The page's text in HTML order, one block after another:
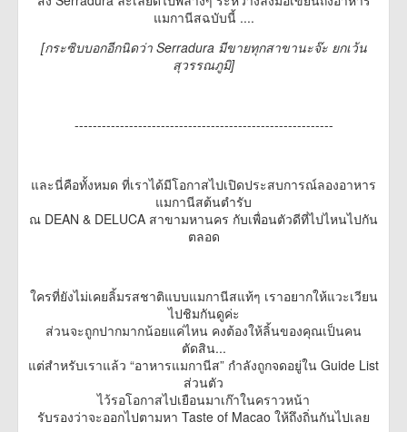
แมกานีสฉบับนี้ ....
[กระซิบบอกอีกนิดว่า Serradura มีขายทุกสาขานะจ๊ะ ยกเว้น
สุวรรณภูมิ]
---------------------------------------------------------
และนี่คือทั้งหมด ที่เราได้มีโอกาสไปเปิดประสบการณ์ลองอาหาร
แมกานีสต้นตำรับ
ณ DEAN & DELUCA สาขามหานคร กับเพื่อนตัวดีที่ไปไหนไปกัน
ตลอด
ใครที่ยังไม่เคยลิ้มรสชาติแบบแมกานีสแท้ๆ เราอยากให้แวะเวียน
ไปชิมกันดูค่ะ
ส่วนจะถูกปากมากน้อยแค่ไหน คงต้องให้ลิ้นของคุณเป็นคน
ตัดสิน...
แต่สำหรับเราแล้ว “อาหารแมกานีส” กำลังถูกจดอยู่ใน Guide List
ส่วนตัว
ไว้รอโอกาสไปเยือนมาเก๊าในคราวหน้า
รับรองว่าจะออกไปตามหา Taste of Macao ให้ถึงถิ่นกันไปเลย